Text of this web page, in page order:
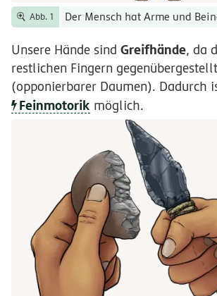
Abb. 1 Der Mensch hat Arme und
Unsere Hände sind Greifhände, da
restlichen Fingern
(opponierbarer Daumen). Dadurch
Feinmotorik möglich.